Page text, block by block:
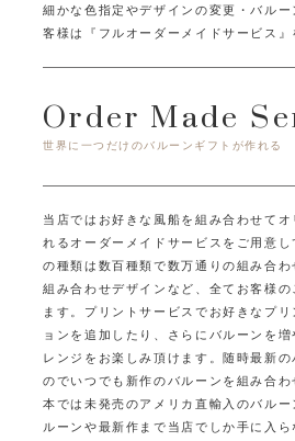
細かな色指定やデザインの変更・バル
客様は
『フルオーダーメイドサービス』
Order Made
世界に一つだけのバルーンギフトが作れる
当店ではお好きな風船を組み合わせて
れるオーダーメイドサービスをご用意
の種類は数百種類で数万通りの組み合わ
組み合わせデザインなど、全てお客様の
ます。 プリントサービスでお好きなプ
ョンを追加したり、
さらにバルーンを
レンジをお楽しみ頂けます。随時最新の
のでいつでも新作のバルーンを組み合わ
本では未発売のアメリカ直輸入のバル
ルーンや最新作まで 当店でしか手に入